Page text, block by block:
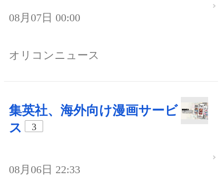
08月07日 00:00
オリコンニュース
集英社、海外向け漫画サービ
ス
3
08月06日 22:33